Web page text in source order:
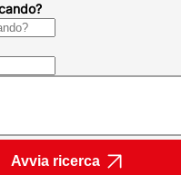
Avvia ricerca